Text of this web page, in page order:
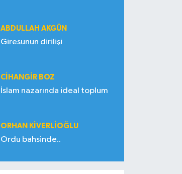
ABDULLAH AKGÜN
Giresunun dirilişi
CIHANGIR BOZ
İslam nazarında ideal toplum
ORHAN KIVERLIOĞLU
Ordu bahsinde..